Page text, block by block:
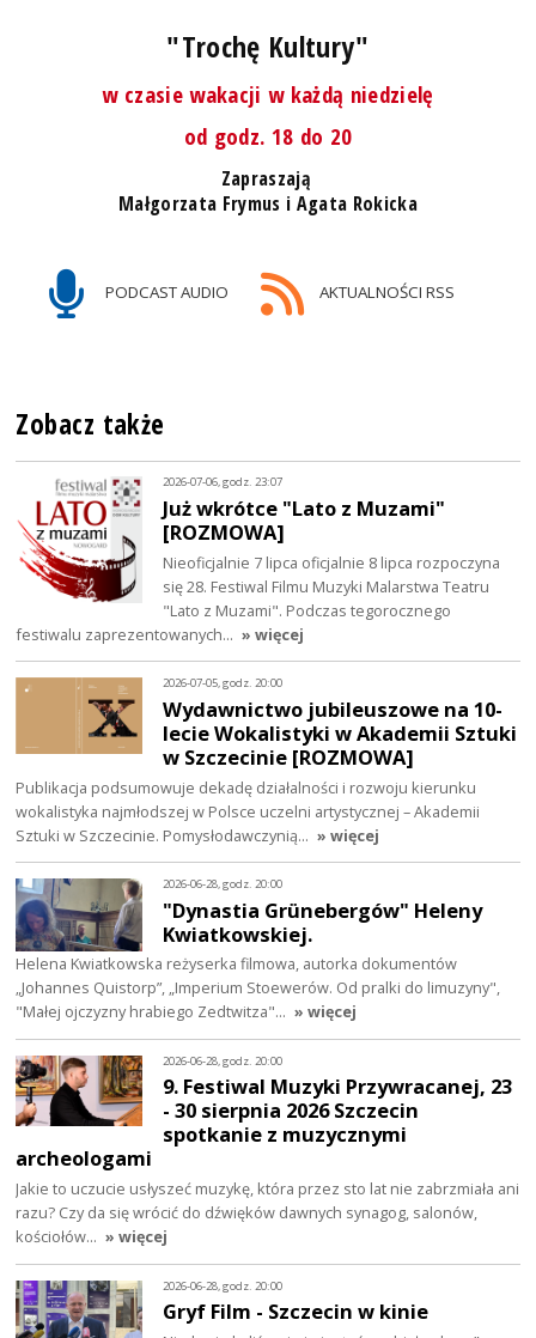
"Trochę Kultury"
w czasie wakacji w każdą niedzielę
od godz. 18 do 20
Zapraszają
Małgorzata Frymus i Agata Rokicka
PODCAST AUDIO AKTUALNOŚCI RSS
Zobacz także
2026-07-06, godz. 23:07
Już wkrótce "Lato z Muzami"
[ROZMOWA]
Nieoficjalnie 7 lipca oficjalnie 8 lipca rozpoczyna
się 28. Festiwal Filmu Muzyki Malarstwa Teatru
"Lato z Muzami". Podczas tegorocznego
festiwalu zaprezentowanych… » więcej
2026-07-05, godz. 20:00
Wydawnictwo jubileuszowe na 10-
lecie Wokalistyki w Akademii Sztuki
w Szczecinie [ROZMOWA]
Publikacja podsumowuje dekadę działalności i rozwoju kierunku
wokalistyka najmłodszej w Polsce uczelni artystycznej – Akademii
Sztuki w Szczecinie. Pomysłodawczynią… » więcej
2026-06-28, godz. 20:00
"Dynastia Grünebergów" Heleny
Kwiatkowskiej.
Helena Kwiatkowska reżyserka filmowa, autorka dokumentów
„Johannes Quistorp”, „Imperium Stoewerów. Od pralki do limuzyny",
"Małej ojczyzny hrabiego Zedtwitza"… » więcej
2026-06-28, godz. 20:00
9. Festiwal Muzyki Przywracanej, 23
- 30 sierpnia 2026 Szczecin
spotkanie z muzycznymi
archeologami
Jakie to uczucie usłyszeć muzykę, która przez sto lat nie zabrzmiała ani
razu? Czy da się wrócić do dźwięków dawnych synagog, salonów,
kościołów… » więcej
2026-06-28, godz. 20:00
Gryf Film - Szczecin w kinie